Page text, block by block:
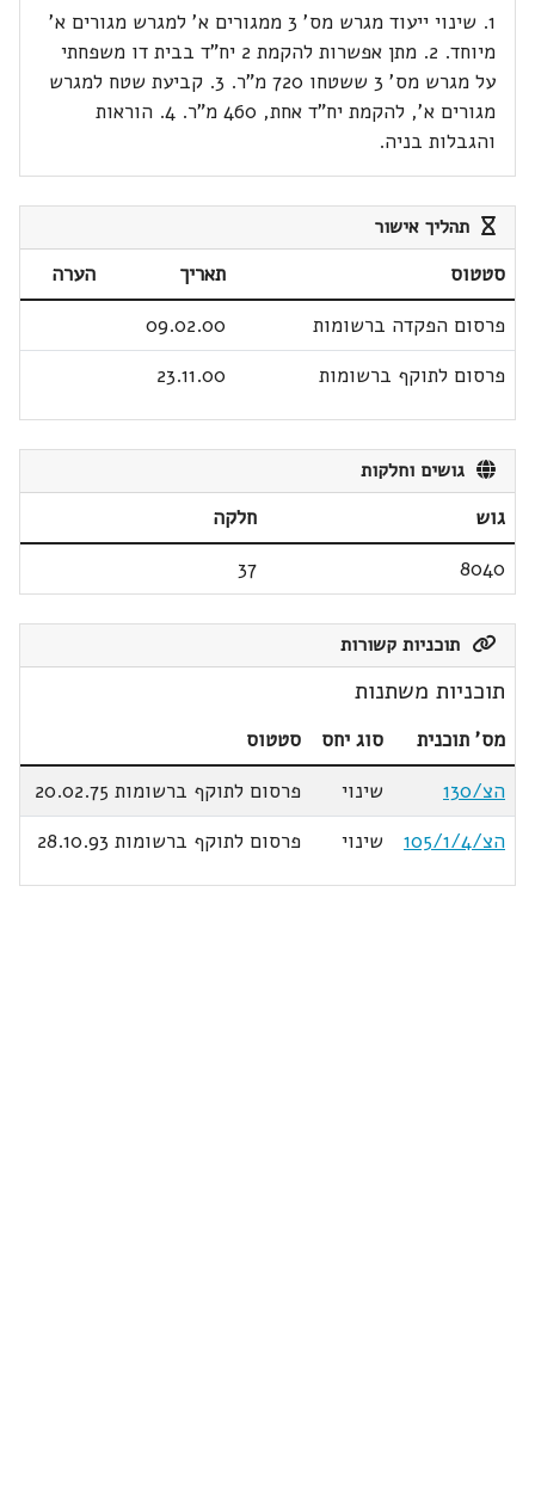
1. שינוי ייעוד מגרש מס' 3 ממגורים א' למגרש מגורים א'
מיוחד. 2. מתן אפשרות להקמת 2 יח"ד בבית דו משפחתי
על מגרש מס' 3 ששטחו 720 מ"ר. 3. קביעת שטח למגרש
מגורים א', להקמת יח"ד אחת, 460 מ"ר. 4. הוראות
והגבלות בניה.
תהליך אישור
סטטוס תאריך
הערה
פרסום הפקדה ברשומות
09.02.00
פרסום לתוקף ברשומות
23.11.00
גושים וחלקות
גוש
חלקה
8040
37
תוכניות קשורות
תוכניות משתנות
מס' תוכנית סוג יחס
סטטוס
הצ/130
שינוי
פרסום לתוקף ברשומות 20.02.75
הצ/105/1/4
שינוי פרסום לתוקף ברשומות 28.10.93